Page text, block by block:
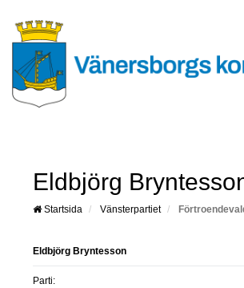
Eldbjörg
Startsida Vänsterpartiet
Eldbjörg Bryntesson
Parti: